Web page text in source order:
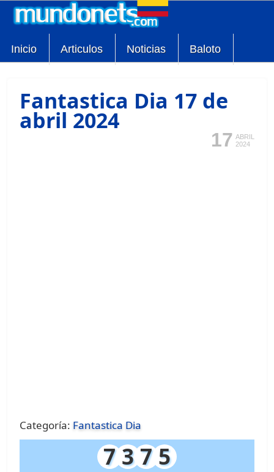
Inicio Articulos Noticias Baloto
Fantastica Dia 17 de
abril 2024
17 ABRIL
2024
Categoría: Fantastica Dia
7 3 7 5